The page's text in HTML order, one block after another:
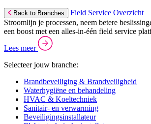
Back to Branches
Field Service Overzicht
Stroomlijn je processen, neem betere
een boost met een alles-in-één field service
Lees meer
Selecteer jouw branche:
Brandbeveiliging & Brandveiligheid
Waterhygiëne en behandeling
HVAC & Koeltechniek
Sanitair- en verwarming
Beveiligingsinstallateur